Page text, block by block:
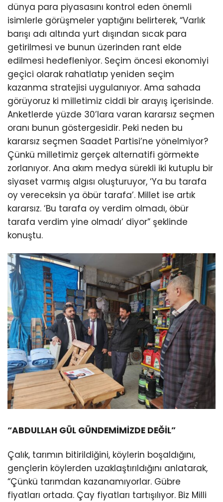
dünya para piyasasını kontrol eden önemli
isimlerle görüşmeler yaptığını belirterek, “Varlık
barışı adı altında yurt dışından sıcak para
getirilmesi ve bunun üzerinden rant elde
edilmesi hedefleniyor. Seçim öncesi ekonomiyi
geçici olarak rahatlatıp yeniden seçim
kazanma stratejisi uygulanıyor. Ama sahada
görüyoruz ki milletimiz ciddi bir arayış içerisinde.
Anketlerde yüzde 30’lara varan kararsız seçmen
oranı bunun göstergesidir. Peki neden bu
kararsız seçmen Saadet Partisi’ne yönelmiyor?
Çünkü milletimiz gerçek alternatifi görmekte
zorlanıyor. Ana akım medya sürekli iki kutuplu bir
siyaset varmış algısı oluşturuyor, ‘Ya bu tarafa
oy vereceksin ya öbür tarafa’. Millet ise artık
kararsız. ‘Bu tarafa oy verdim olmadı, öbür
tarafa verdim yine olmadı’ diyor” şeklinde
konuştu.
“ABDULLAH GÜL GÜNDEMİMİZDE DEĞİL”
Çalık, tarımın bitirildiğini, köylerin boşaldığını,
gençlerin köylerden uzaklaştırıldığını anlatarak,
“Çünkü tarımdan kazanamıyorlar. Gübre
fiyatları ortada. Çay fiyatları tartışılıyor. Biz Milli